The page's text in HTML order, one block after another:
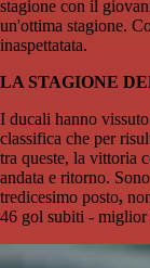
stagione con il
un'ottima stagione.
inaspettatata.
LA STAGIONE
I ducali hanno
classifica che per
tra queste, la vittoria
andata e ritorno. Sono
tredicesimo posto,
46 gol subiti - miglior